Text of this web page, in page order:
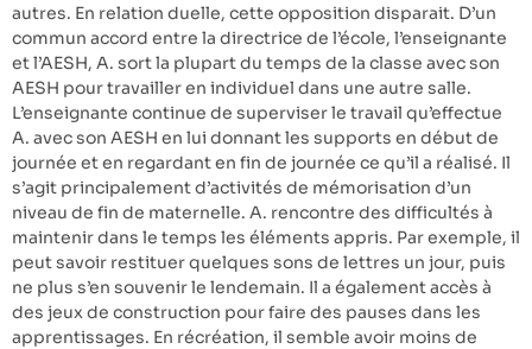
autres. En relation duelle, cette opposition disparait. D’un
commun accord entre la directrice de l’école, l’enseignante
et l’AESH, A. sort la plupart du temps de la classe avec son
AESH pour travailler en individuel dans une autre salle.
L’enseignante continue de superviser le travail qu’effectue
A. avec son AESH en lui donnant les supports en début de
journée et en regardant en fin de journée ce qu’il a réalisé. Il
s’agit principalement d’activités de mémorisation d’un
niveau de fin de maternelle. A. rencontre des difficultés à
maintenir dans le temps les éléments appris. Par exemple, il
peut savoir restituer quelques sons de lettres un jour, puis
ne plus s’en souvenir le lendemain. Il a également accès à
des jeux de construction pour faire des pauses dans les
apprentissages. En récréation, il semble avoir moins de